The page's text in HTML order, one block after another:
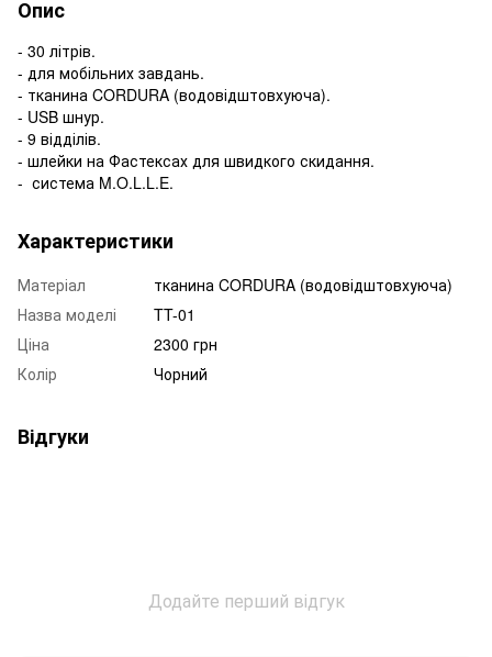
Опис
- 30 літрів.
- для мобільних завдань.
- тканина CORDURA (водовідштовхуюча).
- USB шнур.
- 9 відділів.
- шлейки на Фастексах для швидкого скидання.
- система M.O.L.L.E.
Характеристики
Матеріал
тканина CORDURA (водовідштовхуюча)
Назва моделі
TT-01
Ціна
2300 грн
Колір
Чорний
Відгуки
Додайте перший відгук